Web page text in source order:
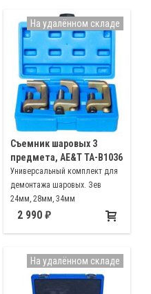
Съемник шаровых 3
предмета, AE&T TA-B1036
Универсальный комплект для
демонтажа шаровых. Зев
24мм, 28мм, 34мм
2 990
На удалённом складе
На удалённом складе